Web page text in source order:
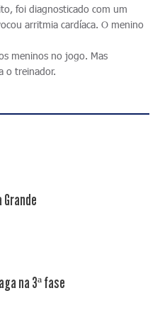
foi diagnosticado com um
arritmia cardíaca. O menino
meninos no jogo. Mas
o treinador.
na 3ª fase